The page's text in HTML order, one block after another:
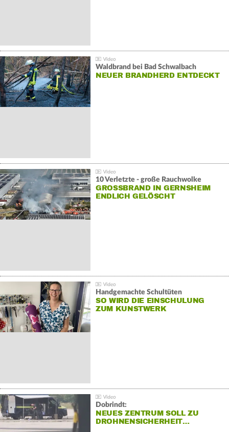
Waldbrand bei Bad Schwalbach
NEUER BRANDHERD ENTDECKT
10 Verletzte - große Rauchwolke
GROSSBRAND IN GERNSHEIM E
NDLICH GELÖSCHT
Handgemachte Schultüten
SO WIRD DIE EINSCHULUNG
ZUM KUNSTWERK
Dobrindt:
NEUES ZENTRUM SOLL ZU
DROHNENSICHERHEIT…